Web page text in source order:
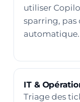
utiliser
sparring,
automatique.
IT &
Triage des